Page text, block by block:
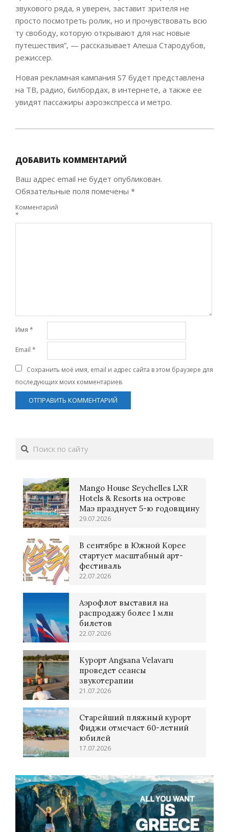
звукового ряда, я уверен, заставит зрителя не
просто посмотреть ролик, но и прочувствовать всю
ту свободу, которую открывают для нас новые
путешествия”, — рассказывает Алеша Стародубов,
режиссер.
Новая рекламная кампания S7 будет представлена
на ТВ, радио, билбордах, в интернете, а также ее
увидят пассажиры аэроэкспресса и метро.
20
ДОБАВИТЬ КОММЕНТАРИЙ
Ваш адрес email не будет опубликован.
Обязательные поля помечены *
Комментарий
*
Имя *
Email *
Сохранить моё имя, email и адрес сайта в этом браузере для
последующих моих комментариев.
Поиск
Mango House Seychelles LXR
Hotels & Resorts на острове
Маэ празднует 5-ю годовщину
29.07.2026
В сентябре в Южной Корее
стартует масштабный арт-
фестиваль
22.07.2026
Аэрофлот выставил на
распродажу более 1 млн
билетов
22.07.2026
Курорт Angsana Velavaru
проведет сеансы
звукотерапии
21.07.2026
Старейший пляжный курорт
Фиджи отмечает 60-летний
юбилей
17.07.2026